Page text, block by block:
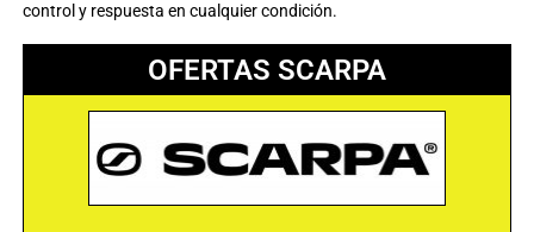
control y respuesta en cualquier condición.
OFERTAS SCARPA